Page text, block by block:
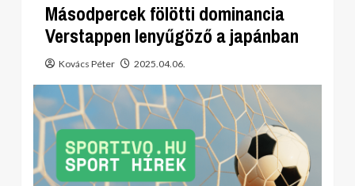
Másodpercek fölötti dominancia
Verstappen lenyűgöző a japánban
Kovács Péter 2025.04.06.